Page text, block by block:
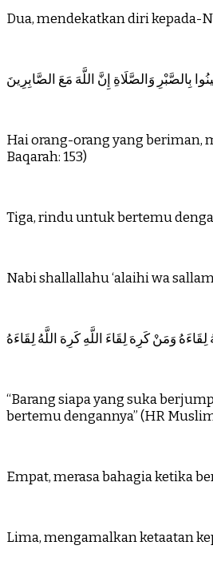
Dua, mendekatkan diri kepada-
بِالصَّبْرِ وَالصَّلَاةِ إِنَّ اللَّهَ مَعَ الصَّابِرِينَ
Hai orang-orang yang beriman,
Baqarah: 153)
Tiga, rindu untuk bertemu
Nabi shallallahu ‘alaihi wa
وَمَنْ كَرِهَ لِقَاءَ اللَّهِ كَرِهَ اللَّهُ لِقَاءَهُ
“Barang siapa yang suka
bertemu dengannya” (HR
Empat, merasa bahagia ketika
Lima, mengamalkan ketaatan